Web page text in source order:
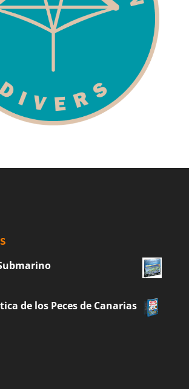
de los Peces de Canarias